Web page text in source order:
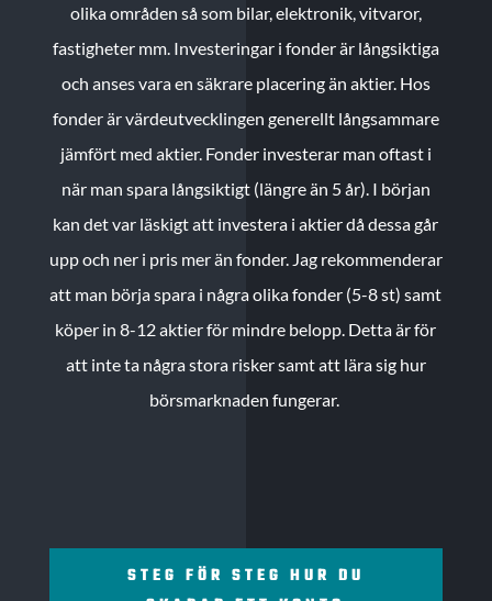
olika områden så som bilar, elektronik, vitvaror,
fastigheter mm. Investeringar i fonder är långsiktiga
och anses vara en säkrare placering än aktier. Hos
fonder är värdeutvecklingen generellt långsammare
jämfört med aktier. Fonder investerar man oftast i
när man spara långsiktigt (längre än 5 år). I början
kan det var läskigt att investera i aktier då dessa går
upp och ner i pris mer än fonder. Jag rekommenderar
att man börja spara i några olika fonder (5-8 st) samt
köper in 8-12 aktier för mindre belopp. Detta är för
att inte ta några stora risker samt att lära sig hur
börsmarknaden fungerar.
STEG FÖR STEG HUR DU